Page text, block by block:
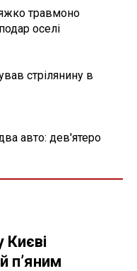
травмоно
оселі
стрілянину в
авто: дев'ятеро
Києві
пʼяним